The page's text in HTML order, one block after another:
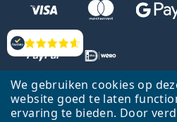
We gebruiken cookies op
website goed te laten
ervaring te bieden. Door
Beoordelingen